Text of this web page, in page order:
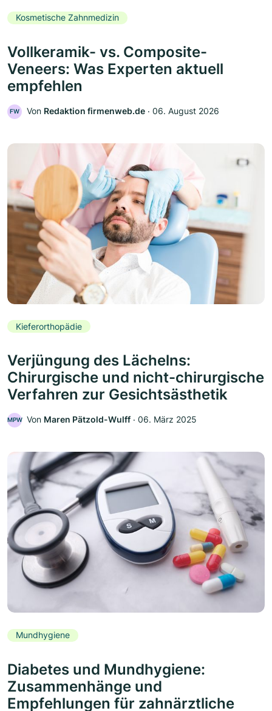
Kosmetische Zahnmedizin
Vollkeramik- vs. Composite-
Veneers: Was Experten aktuell
empfehlen
FW Von Redaktion firmenweb.de ‧ 06. August 2026
Kieferorthopädie
Verjüngung des Lächelns:
Chirurgische und nicht-chirurgische
Verfahren zur Gesichtsästhetik
MPW Von Maren Pätzold-Wulff ‧ 06. März 2025
Mundhygiene
Diabetes und Mundhygiene:
Zusammenhänge und
Empfehlungen für zahnärztliche